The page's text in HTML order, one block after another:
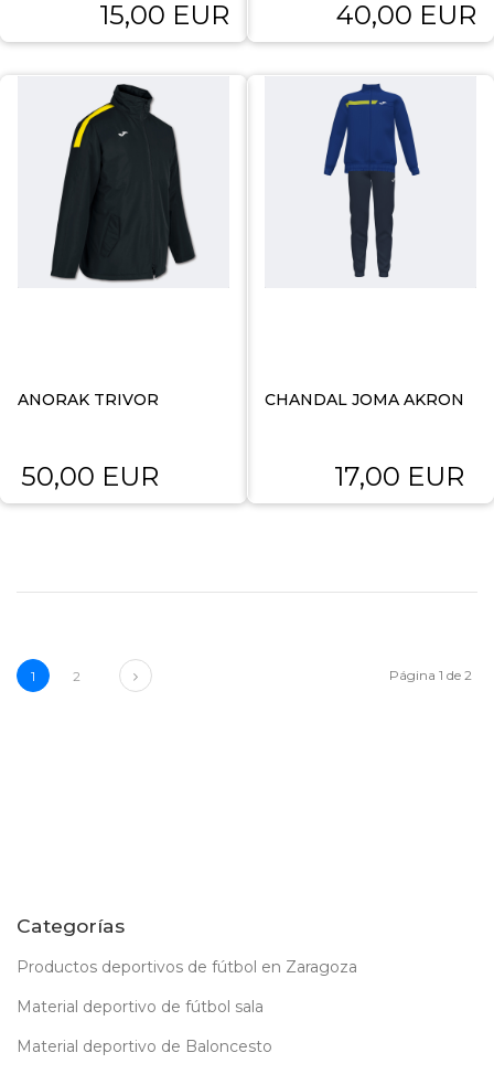
15,00 EUR 40,00 EUR
ANORAK TRIVOR
50,00 EUR
CHANDAL JOMA AKRON
17,00 EUR
1 2 Next Página 1 de 2
Categorías
Productos deportivos de fútbol en Zaragoza
Material deportivo de fútbol sala
Material deportivo de Baloncesto